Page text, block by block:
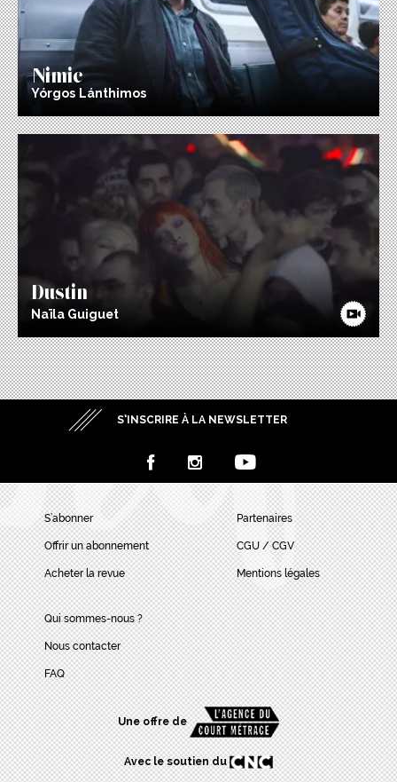
Nimic
Yórgos Lánthimos
Dustin
Naïla Guiguet
S’INSCRIRE À LA NEWSLETTER
S’abonner
Offrir un abonnement
Acheter la revue
Partenaires
CGU / CGV
Mentions légales
Qui sommes-nous ?
Nous contacter
FAQ
Une offre de
Avec le soutien du